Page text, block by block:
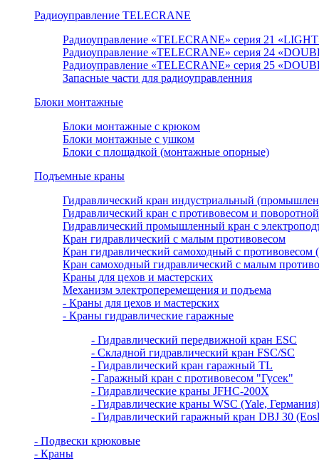
Радиоуправление TELECRANE
Радиоуправление «TELECRANE» серия 21
Радиоуправление «TELECRANE» серия 24
Радиоуправление «TELECRANE» серия 25
Запасные части для радиоуправленния
Блоки монтажные
Блоки монтажные с крюком
Блоки монтажные с ушком
Блоки с площадкой (монтажные опорные)
Подъемные краны
Гидравлический кран индустриальный
Гидравлический кран с противовесом и
Гидравлический промышленный кран с
Кран гидравлический с малым противовесом
Кран гидравлический самоходный с противовесом
Кран самоходный гидравлический с малым
Краны для цехов и мастерских
Механизм электроперемещения и подъема
- Краны для цехов и мастерских
- Краны гидравлические гаражные
- Гидравлический передвижной кран ESC
- Складной гидравлический кран FSC/SC
- Гидравлический кран гаражный TL
- Гаражный кран с противовесом "Гусек"
- Гидравлические краны JFHC-200X
- Гидравлические краны WSC (Yale, Германия)
- Гидравлический гаражный кран DBJ 30
- Подвески крюковые
- Краны